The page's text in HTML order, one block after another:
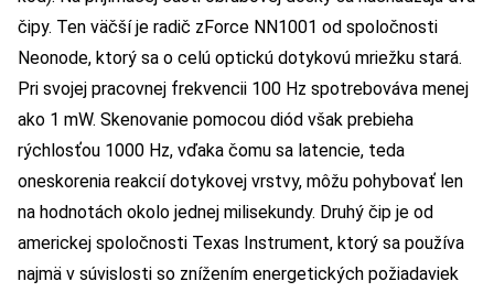
čipy. Ten väčší je radič zForce NN1001 od spoločnosti
Neonode, ktorý sa o celú optickú dotykovú mriežku stará.
Pri svojej pracovnej frekvencii 100 Hz spotrebováva menej
ako 1 mW. Skenovanie pomocou diód však prebieha
rýchlosťou 1000 Hz, vďaka čomu sa latencie, teda
oneskorenia reakcií dotykovej vrstvy, môžu pohybovať len
na hodnotách okolo jednej milisekundy. Druhý čip je od
americkej spoločnosti Texas Instrument, ktorý sa používa
najmä v súvislosti so znížením energetických požiadaviek